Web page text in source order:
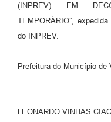
(INPREV) EM
TEMPORÁRIO”,
do INPREV.
Prefeitura do Município de
LEONARDO VINHAS